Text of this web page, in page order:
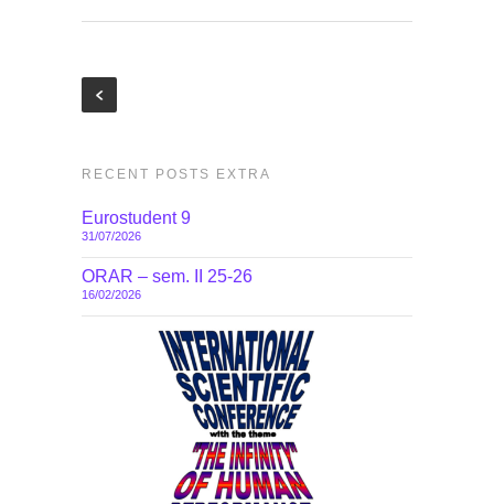
RECENT POSTS EXTRA
Eurostudent 9
31/07/2026
ORAR – sem. II 25-26
16/02/2026